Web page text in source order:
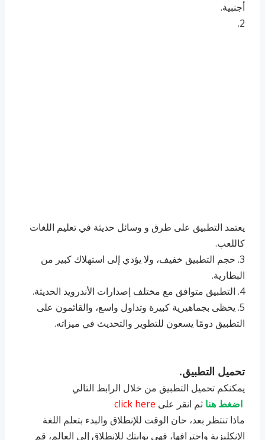
أجنبية.
2.
‏يعتمد التطبيق على طرق و وسائل حديثة في تعليم اللغات
كاللعب.
3. ‏حجم التطبيق خفيف، ولا يؤدي إلى استهلاك كبير من
البطارية.
4. التطبيق ‏متوافق مع مختلف إصدارات الأندرويد الحديثة.
5. ‏يحظى بجماهيرية كبيرة وتداول واسع، والقائمون على
التطبيق دومًا يسعون للتطوير والتحديث في ميزاته.
تحميل التطبيق.
يمكنكم تحميل التطبيق من خلال الرابط التالي
اضغط هنا ثم انقر على click here
ماذا تنتظر بعد، حان الوقت للإنطلاق والبدء بتعلم اللغة
الإنكليزية واحترافها، فهي بوابتك للإنطلاق إلى العالم، قم